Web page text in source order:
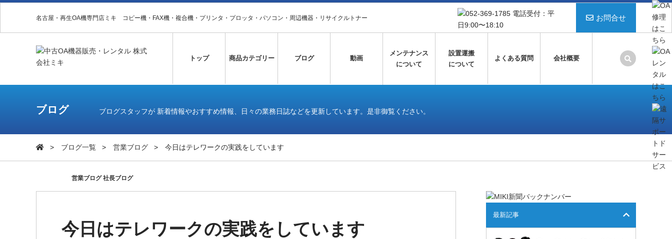
名古屋・再生OA機専門店ミキ コピー機・FAX機・複合機・プリンタ・プロッタ・パソコン・周辺機器・リサイクルトナー お問合せ
トップ 商品カテゴリー ブログ 動画
メンテナンス
について
設置運搬
について
よくある質問 会社概要
ブログ ブログスタッフが 新着情報やおすすめ情報、日々の業務日誌などを更新しています。是非御覧ください。
ブログ一覧 営業ブログ 今日はテレワークの実践をしています
営業ブログ 社長ブログ
今日はテレワークの実践をしています
最新記事